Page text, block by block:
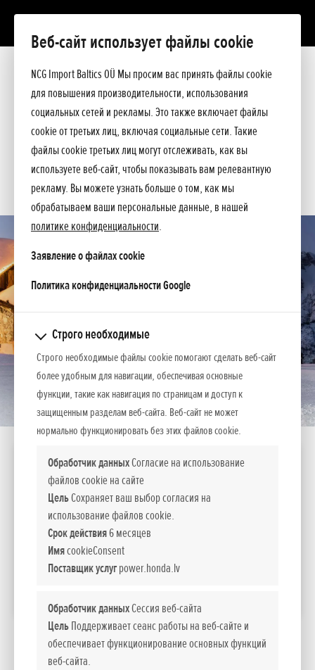
Веб-сайт использует файлы cookie
NCG Import Baltics OÜ Мы просим вас принять файлы cookie
для повышения производительности, использования
социальных сетей и рекламы. Это также включает файлы
cookie от третьих лиц, включая социальные сети. Такие
файлы cookie третьих лиц могут отслеживать, как вы
используете веб-сайт, чтобы показывать вам релевантную
рекламу. Вы можете узнать больше о том, как мы
обрабатываем ваши персональные данные, в нашей
политике конфиденциальности.
Заявление о файлах cookie
Политика конфиденциальности Googleopens in a new tab
Строго необходимые
Строго необходимые файлы cookie помогают сделать веб-сайт
более удобным для навигации, обеспечивая основные
функции, такие как навигация по страницам и доступ к
защищенным разделам веб-сайта. Веб-сайт не может
нормально функционировать без этих файлов cookie.
Обработчик данныхСогласие на использование
файлов cookie на сайте
ЦельСохраняет ваш выбор согласия на
использование файлов cookie.
Срок действия6 месяцев
ИмяcookieConsent
Поставщик услугpower.honda.lv
Обработчик данныхСессия веб-сайта
ЦельПоддерживает сеанс работы на веб-сайте и
обеспечивает функционирование основных функций
веб-сайта.
Презентация
Прейскурант
Помощь при покупке
Спросите подробнее
ПРЕДЛОЖЕНИЕ
СЕРВИС
КОНТАКТЫ
HSS 970 ETD
Двигатель
GX 270
Мощность
л.с.
8,6 (6,3kW)
Стоимость
Рекомендуемые розничные цены.